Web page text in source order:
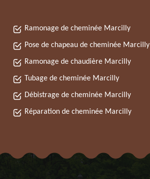
Ramonage de cheminée Marcilly
Pose de chapeau de cheminée Marcilly
Ramonage de chaudière Marcilly
Tubage de cheminée Marcilly
Débistrage de cheminée Marcilly
Réparation de cheminée Marcilly